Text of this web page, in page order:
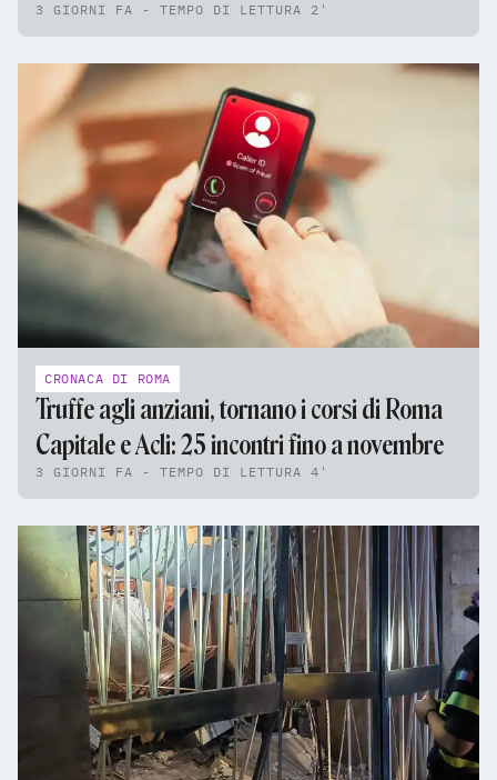
3 GIORNI FA - TEMPO DI LETTURA 2'
CRONACA DI ROMA
Truffe agli anziani, tornano i corsi di Roma
Capitale e Acli: 25 incontri fino a novembre
3 GIORNI FA - TEMPO DI LETTURA 4'